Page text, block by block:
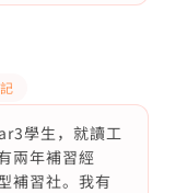
學生，就讀工
兩年補習經
補習社。我有